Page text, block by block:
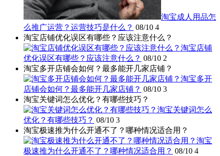
淘宝成人用品怎
么推广运营？运营技巧是什么？ 08/10 4
淘宝店铺优化误区有哪些？应该注意什么？
淘宝店铺
优化误区有哪些？应该注意什么？ 08/10 2
淘宝多开店铺会如何？最多能开几家店铺？
淘宝多开
店铺会如何？最多能开几家店铺？ 08/10 3
淘宝关键词怎么优化？有哪些技巧？
淘宝关键词怎么
优化？有哪些技巧？ 08/10 3
淘宝极速推为什么开通不了？哪种情况适合用？
淘宝
极速推为什么开通不了？哪种情况适合用？ 08/10 4